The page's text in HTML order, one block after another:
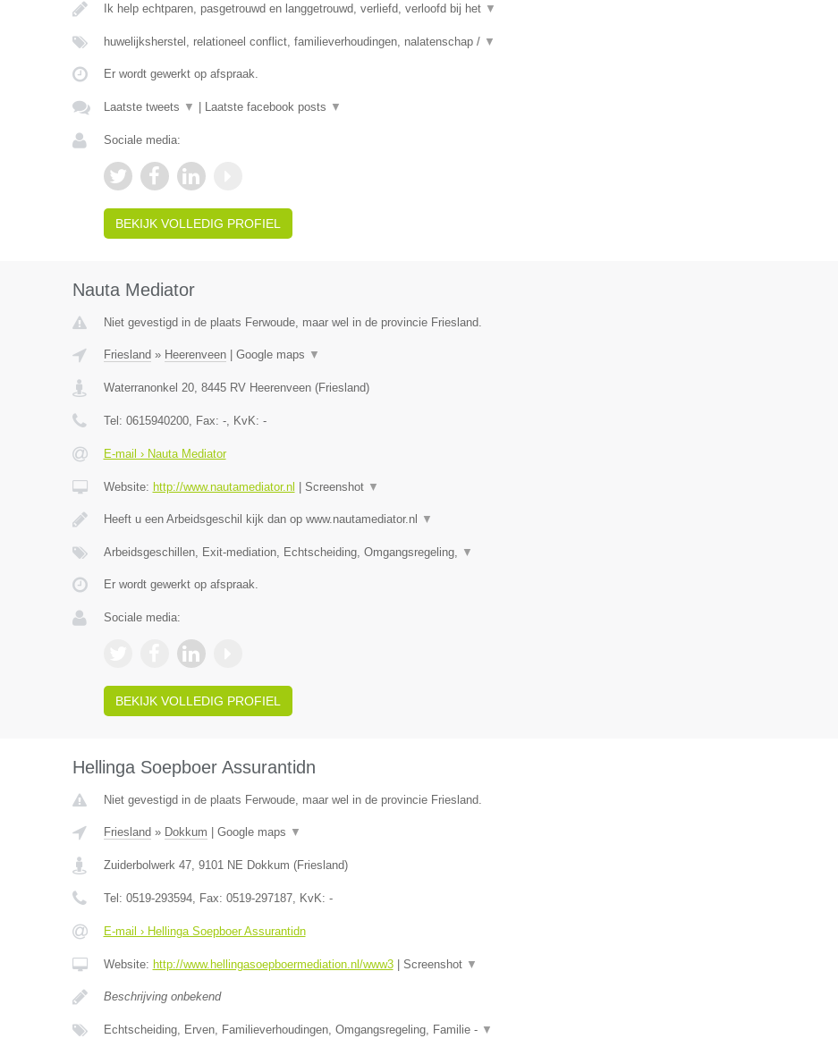
Ik help echtparen, pasgetrouwd en langgetrouwd, verliefd, verloofd bij het ▼
huwelijksherstel, relationeel conflict, familieverhoudingen, nalatenschap / ▼
Er wordt gewerkt op afspraak.
Laatste tweets ▼ Laatste facebook posts ▼
Sociale media:
BEKIJK VOLLEDIG PROFIEL
Nauta Mediator
Niet gevestigd in de plaats Ferwoude, maar wel in de provincie Friesland.
Friesland » Heerenveen| Google maps ▼
Waterranonkel 20, 8445 RV Heerenveen(Friesland)
Tel: 0615940200, Fax: -, KvK: -
E-mail › Nauta Mediator
Website: http://www.nautamediator.nl Screenshot ▼
Heeft u een Arbeidsgeschil kijk dan op www.nautamediator.nl ▼
Arbeidsgeschillen, Exit-mediation, Echtscheiding, Omgangsregeling, ▼
Er wordt gewerkt op afspraak.
Sociale media:
BEKIJK VOLLEDIG PROFIEL
Hellinga Soepboer Assurantidn
Niet gevestigd in de plaats Ferwoude, maar wel in de provincie Friesland.
Friesland » Dokkum Google maps ▼
Zuiderbolwerk 47, 9101 NE Dokkum (Friesland)
Tel: 0519-293594, Fax: 0519-297187, KvK: -
E-mail › Hellinga Soepboer Assurantidn
Website: http://www.hellingasoepboermediation.nl/www3| Screenshot ▼
Beschrijving onbekend
Echtscheiding, Erven, Familieverhoudingen, Omgangsregeling, Familie - ▼